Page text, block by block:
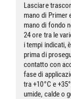
Lasciare
mano di Primer
mano di fondo
24 ore tra le
i tempi indicati,
prima di
contatto con
fase di
tra +10°C e
umide, calde o